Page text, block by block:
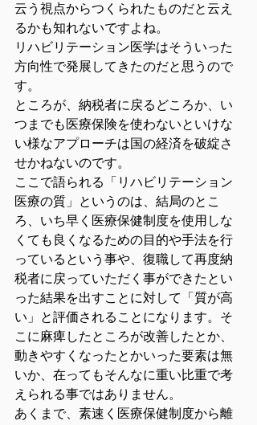
云う視点からつくられたものだと云え
るかも知れないですよね。
リハビリテーション医学はそういった
方向性で発展してきたのだと思うので
す。
ところが、納税者に戻るどころか、い
つまでも医療保険を使わないといけな
い様なアプローチは国の経済を破綻さ
せかねないのです。
ここで語られる「リハビリテーション
医療の質」というのは、結局のとこ
ろ、いち早く医療保健制度を使用しな
くても良くなるための目的や手法を行
っているという事や、復職して再度納
税者に戻っていただく事ができたとい
った結果を出すことに対して「質が高
い」と評価されることになります。そ
こに麻痺したところが改善したとか、
動きやすくなったとかいった要素は無
いか、在ってもそんなに重い比重で考
えられる事ではありません。
あくまで、素速く医療保健制度から離